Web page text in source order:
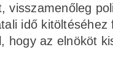
visszamenőleg
idő kitöltéséhez
hogy az elnököt